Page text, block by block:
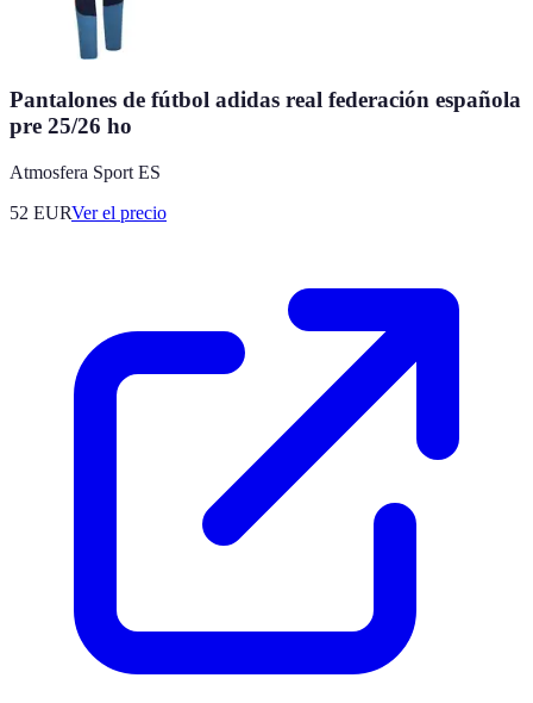
Pantalones de fútbol adidas real federación española
pre 25/26 ho
Atmosfera Sport ES
52 EURVer el precio